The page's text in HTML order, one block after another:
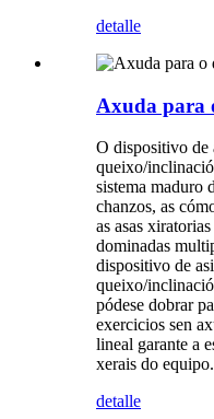
detalle
Axuda para
O dispositivo de
queixo/
sistema maduro
chanzos, as
as asas
dominadas
dispositivo de
queixo/
pódese dobrar
exercicios sen
lineal garante a
xerais do equipo.
detalle